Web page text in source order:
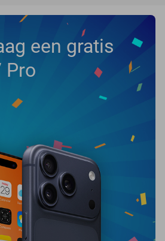
een gratis
Pro